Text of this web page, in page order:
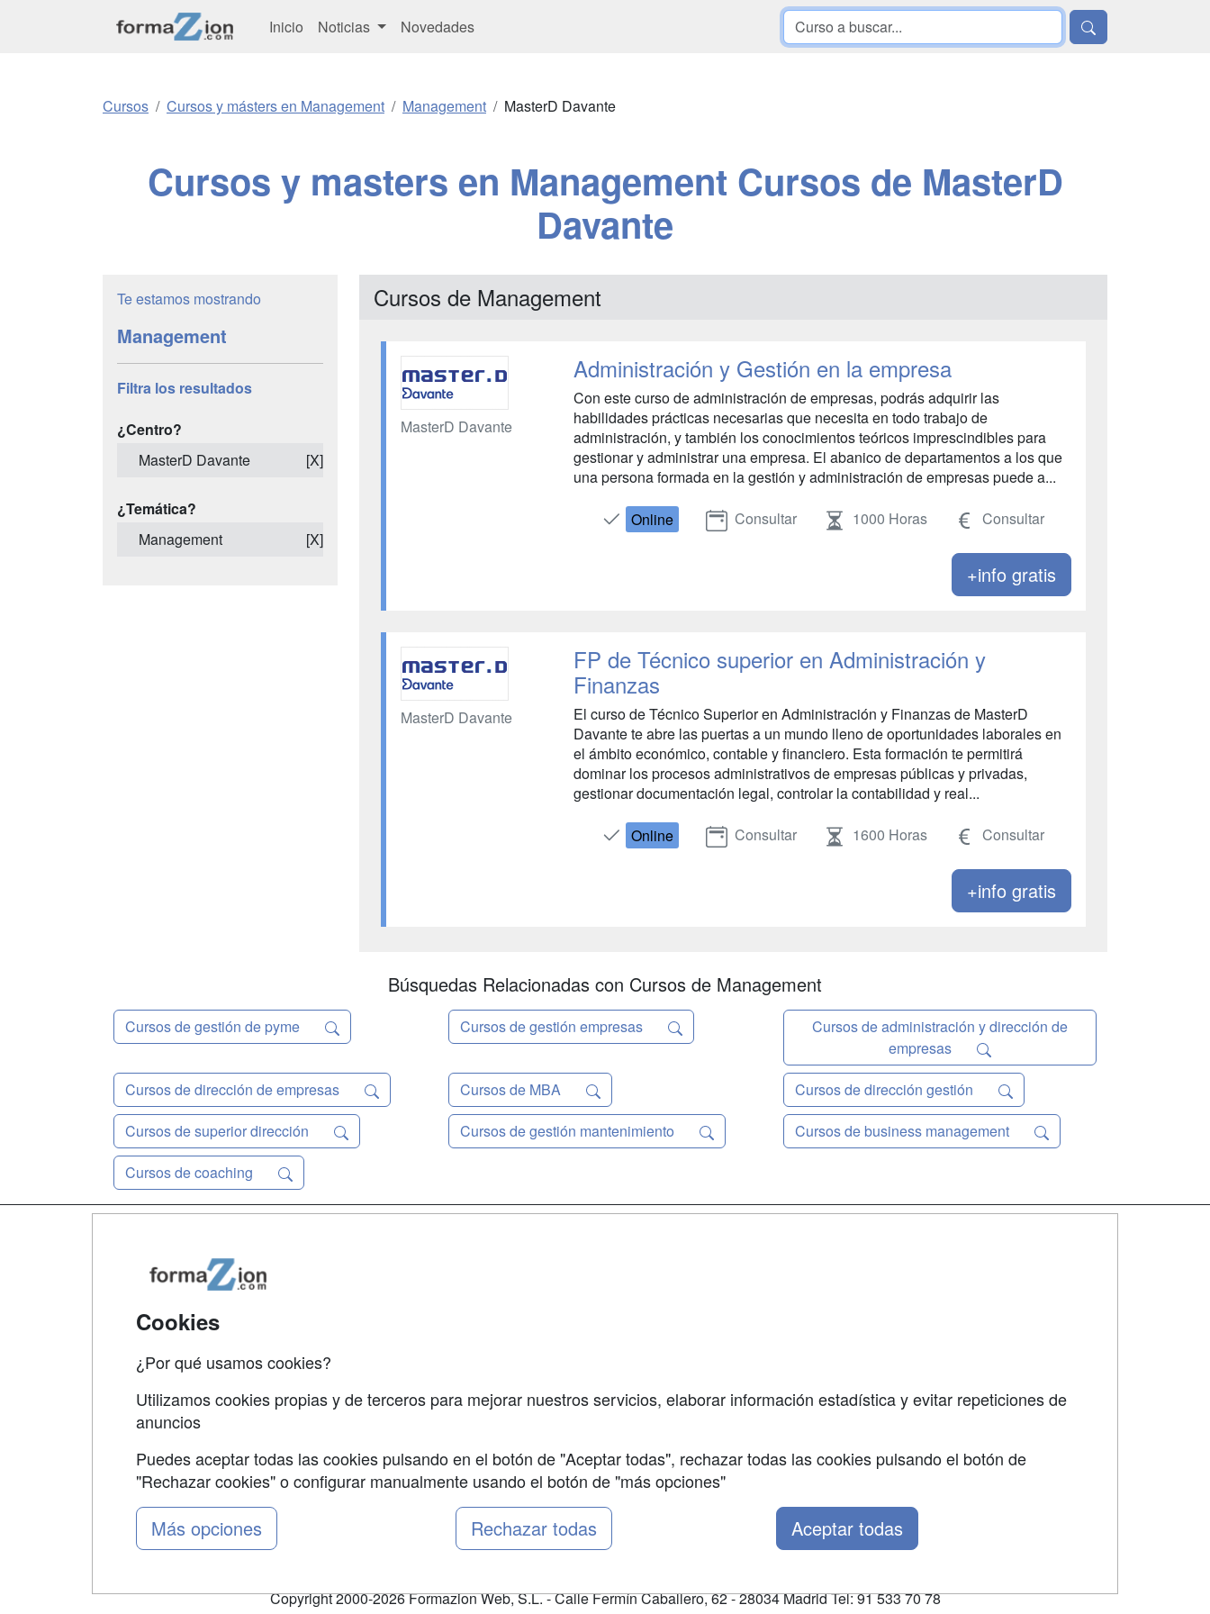
Inicio Noticias Novedades
Cursos Cursos y másters en Management Management MasterD Davante
Cursos y masters en Management Cursos de MasterD
Davante
Te estamos mostrando
Management
Filtra los resultados
¿Centro?
MasterD Davante
[X]
¿Temática?
Management
[X]
Cursos de Management
MasterD Davante
Administración y Gestión en la empresa
Con este curso de administración de empresas, podrás adquirir las
habilidades prácticas necesarias que necesita en todo trabajo de
administración, y también los conocimientos teóricos imprescindibles para
gestionar y administrar una empresa. El abanico de departamentos a los que
una persona formada en la gestión y administración de empresas puede a...
Online Consultar 1000 Horas Consultar
+info gratis
MasterD Davante
FP de Técnico superior en Administración y
Finanzas
El curso de Técnico Superior en Administración y Finanzas de MasterD
Davante te abre las puertas a un mundo lleno de oportunidades laborales en
el ámbito económico, contable y financiero. Esta formación te permitirá
dominar los procesos administrativos de empresas públicas y privadas,
gestionar documentación legal, controlar la contabilidad y real...
Online Consultar 1600 Horas Consultar
+info gratis
Búsquedas Relacionadas con Cursos de Management
Cursos de gestión de pyme Cursos de gestión empresas
Cursos de administración y dirección de
empresas
Cursos de dirección de empresas
Cursos de MBA
Cursos de dirección gestión
Cursos de superior dirección
Cursos de gestión mantenimiento
Cursos de business management
Cursos de coaching
Grupo formazion:
Copyright 2000-2026 Formazion Web, S.L. - Calle Fermín Caballero, 62 - 28034 Madrid Tel: 91 533 70 78
Cookies
¿Por qué usamos cookies?
Utilizamos cookies propias y de terceros para mejorar nuestros servicios, elaborar información estadística y evitar repeticiones de
anuncios
Puedes aceptar todas las cookies pulsando en el botón de "Aceptar todas", rechazar todas las cookies pulsando el botón de
"Rechazar cookies" o configurar manualmente usando el botón de "más opciones"
Más opciones Rechazar todas Aceptar todas